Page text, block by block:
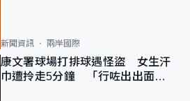
新聞資訊 兩岸國際
康文署球場打排球遇怪盜 女生汗
巾遭拎走5分鐘 「行咗出出面唔